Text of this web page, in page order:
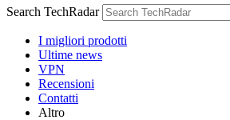
Search TechRadar
I migliori prodotti
Ultime news
VPN
Recensioni
Contatti
Altro